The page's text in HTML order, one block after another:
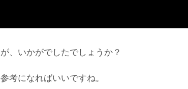
、いかがでしたでしょうか？
考になればいいですね。